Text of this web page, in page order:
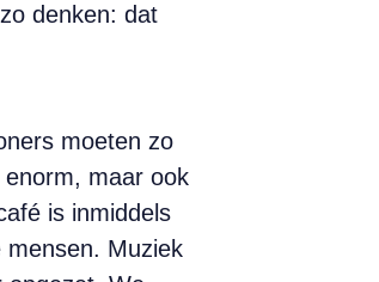
denken: dat
moeten zo
maar ook
is inmiddels
Muziek